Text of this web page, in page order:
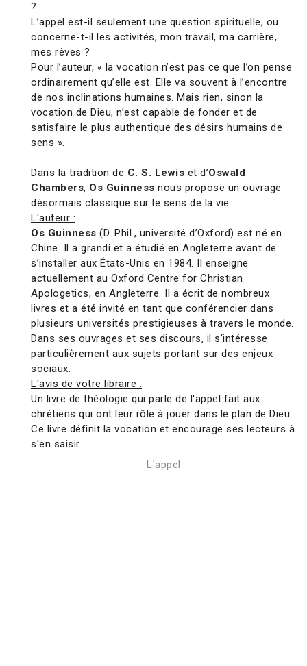
?
L’appel est-il seulement une question spirituelle, ou
concerne-t-il les activités, mon travail, ma carrière,
mes rêves ?
Pour l’auteur, « la vocation n’est pas ce que l’on pense
ordinairement qu’elle est. Elle va souvent à l’encontre
de nos inclinations humaines. Mais rien, sinon la
vocation de Dieu, n’est capable de fonder et de
satisfaire le plus authentique des désirs humains de
sens ».
Dans la tradition de C. S. Lewis et d’Oswald
Chambers, Os Guinness nous propose un ouvrage
désormais classique sur le sens de la vie.
L'auteur :
Os Guinness (D. Phil., université d’Oxford) est né en
Chine. Il a grandi et a étudié en Angleterre avant de
s’installer aux États-Unis en 1984. Il enseigne
actuellement au Oxford Centre for Christian
Apologetics, en Angleterre. Il a écrit de nombreux
livres et a été invité en tant que conférencier dans
plusieurs universités prestigieuses à travers le monde.
Dans ses ouvrages et ses discours, il s’intéresse
particulièrement aux sujets portant sur des enjeux
sociaux.
L'avis de votre libraire :
Un livre de théologie qui parle de l'appel fait aux
chrétiens qui ont leur rôle à jouer dans le plan de Dieu.
Ce livre définit la vocation et encourage ses lecteurs à
s'en saisir.
L'appel